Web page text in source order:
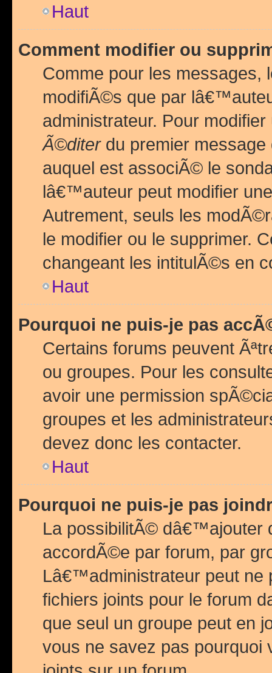
Haut
Comment modifier ou
Comme pour les messages,
modifiÃ©s que par
administrateur. Pour
Ã©diterdu premier
auquel est associÃ© le
lâ€™auteur peut modifier
Autrement, seuls les
le modifier ou le supprimer.
changeant les intitulÃ©s en
Haut
Pourquoi ne puis-je pas
Certains forums peuvent
ou groupes. Pour les
avoir une permission
groupes et les
devez donc les contacter.
Haut
Pourquoi ne puis-je pas
La possibilitÃ© dâ€™ajouter
accordÃ©e par forum, par
Lâ€™administrateur peut
fichiers joints pour le forum
que seul un groupe peut en
vous ne savez pas pourquoi